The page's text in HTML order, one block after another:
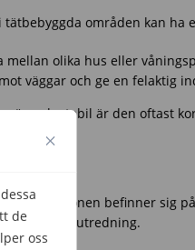
de
oss
tätbebyggda områden kan
mellan olika hus eller
väggar och ge en felaktig
och stabil är den oftast
att telefonen befinner sig
framtida utredning.